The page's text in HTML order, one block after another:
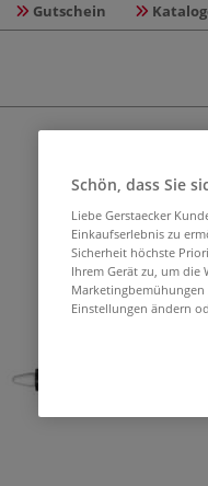
Gutschein
Schön, dass Sie
Liebe Gerstaecker
Einkaufserlebnis zu
Sicherheit höchste
Ihrem Gerät zu, um die
Einstellungen ändern